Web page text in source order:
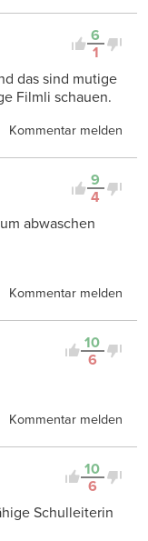
6
1
das sind mutige
Filmli schauen.
Kommentar melden
9
4
abwaschen
Kommentar melden
10
6
Kommentar melden
10
6
Schulleiterin